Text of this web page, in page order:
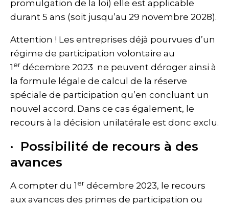
promulgation de la loi) elle est applicable
durant 5 ans (soit jusqu’au 29 novembre 2028).
Attention ! Les entreprises déjà pourvues d’un
régime de participation volontaire au
1 er décembre 2023 ne peuvent déroger ainsi à
la formule légale de calcul de la réserve
spéciale de participation qu’en concluant un
nouvel accord. Dans ce cas également, le
recours à la décision unilatérale est donc exclu.
· Possibilité de recours à des
avances
A compter du 1 er décembre 2023, le recours
aux avances des primes de participation ou